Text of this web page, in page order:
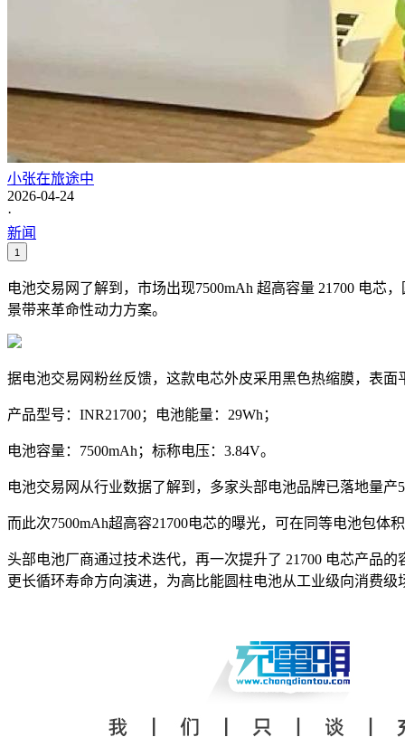
小张在旅途中
2026-04-24
·
新闻
1
电池交易网了解到，市场出现7500mAh 超高容量 21700 电
景带来革命性动力方案。
据电池交易网粉丝反馈，这款电芯外皮采用黑色热缩膜，表
产品型号：INR21700；电池能量：29Wh；
电池容量：7500mAh；标称电压：3.84V。
电池交易网从行业数据了解到，多家头部电池品牌已落地量
而此次7500mAh超高容21700电芯的曝光，可在同等电池包
头部电池厂商通过技术迭代，再一次提升了 21700 电芯产品
更长循环寿命方向演进，为高比能圆柱电池从工业级向消费